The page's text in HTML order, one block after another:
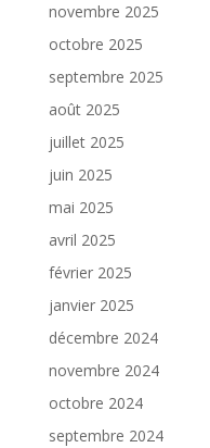
novembre 2025
octobre 2025
septembre 2025
août 2025
juillet 2025
juin 2025
mai 2025
avril 2025
février 2025
janvier 2025
décembre 2024
novembre 2024
octobre 2024
septembre 2024